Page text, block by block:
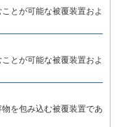
とが可能な被覆装置およ
とが可能な被覆装置およ
を包み込む被覆装置であ